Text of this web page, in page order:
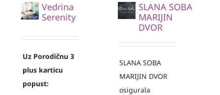
Vedrina
Serenity
Uz Porodičnu 3
plus karticu
popust:
SLANA SOBA
MARIJIN
DVOR
SLANA SOBA
MARIJIN DVOR
osigurala